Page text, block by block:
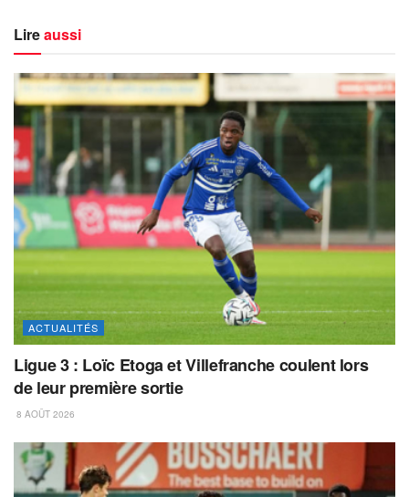
Lireaussi
ACTUALITÉS
Ligue 3 : Loïc Etoga et Villefranche coulent lors
de leur première sortie
8 AOÛT 2026